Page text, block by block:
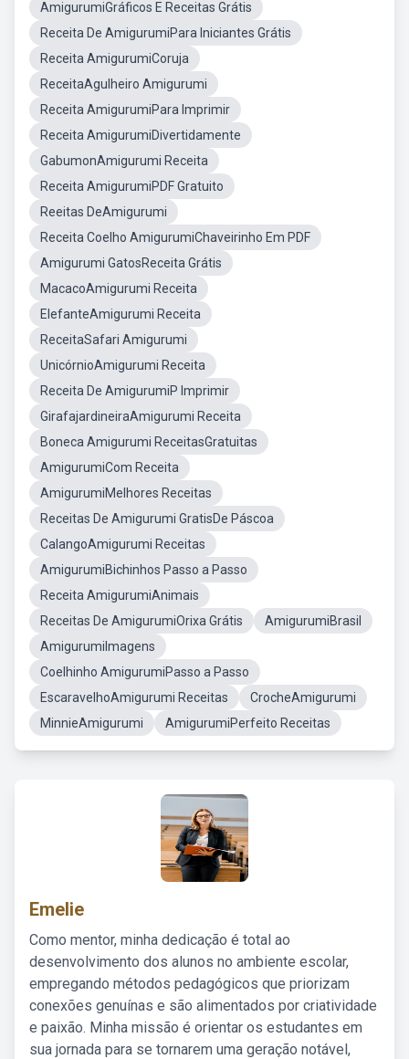
AmigurumiGráficos E Receitas Grátis
Receita De AmigurumiPara Iniciantes Grátis
Receita AmigurumiCoruja
ReceitaAgulheiro Amigurumi
Receita AmigurumiPara Imprimir
Receita AmigurumiDivertidamente
GabumonAmigurumi Receita
Receita AmigurumiPDF Gratuito
Reeitas DeAmigurumi
Receita Coelho AmigurumiChaveirinho Em PDF
Amigurumi GatosReceita Grátis
MacacoAmigurumi Receita
ElefanteAmigurumi Receita
ReceitaSafari Amigurumi
UnicórnioAmigurumi Receita
Receita De AmigurumiP Imprimir
GirafajardineiraAmigurumi Receita
Boneca Amigurumi ReceitasGratuitas
AmigurumiCom Receita
AmigurumiMelhores Receitas
Receitas De Amigurumi GratisDe Páscoa
CalangoAmigurumi Receitas
AmigurumiBichinhos Passo a Passo
Receita AmigurumiAnimais
Receitas De AmigurumiOrixa Grátis
AmigurumiBrasil
AmigurumiImagens
Coelhinho AmigurumiPasso a Passo
EscaravelhoAmigurumi Receitas
CrocheAmigurumi
MinnieAmigurumi
AmigurumiPerfeito Receitas
Emelie
Como mentor, minha dedicação é total ao
desenvolvimento dos alunos no ambiente escolar,
empregando métodos pedagógicos que priorizam
conexões genuínas e são alimentados por criatividade
e paixão. Minha missão é orientar os estudantes em
sua jornada para se tornarem uma geração notável,